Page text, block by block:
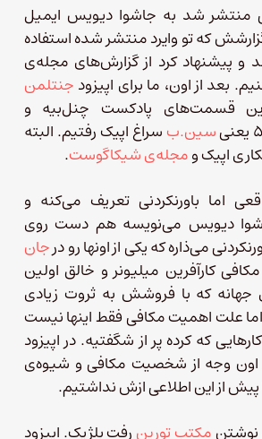
منتشر شد به جاشوا دیویس ایمیل
که تو وایرد منتشر شده استفاده
پیشنهاد کرد از گزارش‌های مجله‌ی
بعد از اون، ما برای اپیزود جنتلمن
قسمت‌های پادکست چنل‌بیه و
سین.ب سراغ اپیک رفتیم. البته
اپیک ومجله‌ی شیکاگوست.
اما باورنکردنی تعریف می‌کنه و
دیویس می‌نویسه هم دست روی
می‌ذاره که یکی از اونها رو درجان
کارآفرین میلیونر و خالق اولین
جهانه که با فروشش به ثروت زیادی
علت اهمیت مکافی فقط اینها نیست
که کرده پر از شگفتیه. در اپیزود
اون وجه از شخصیت مکافی و شیوه‌ی
از این اطلاعی ازش نداشتیم.
نوشتن مکتب تورین رفت بلژیک. اپیزود